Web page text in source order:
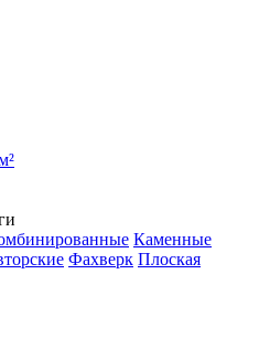
Каменные
Фахверк Плоская